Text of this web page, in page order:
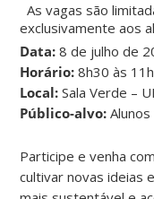
As vagas são
exclusivamente aos
Data: 8 de julho de
Horário: 8h30 às
Local: Sala Verde –
Público-alvo:
Participe e venha
cultivar novas ideias